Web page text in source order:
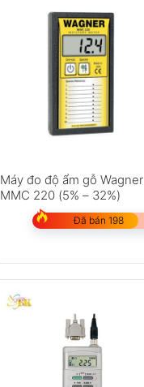
Máy đo độ ẩm gỗ Wagner
MMC 220 (5% – 32%)
Đã bán 198